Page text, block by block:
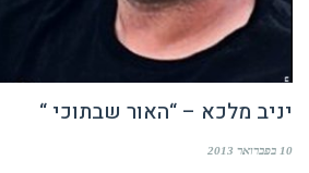
יניב מלכא – “האור שבתוכי “
10 בפברואר 2013